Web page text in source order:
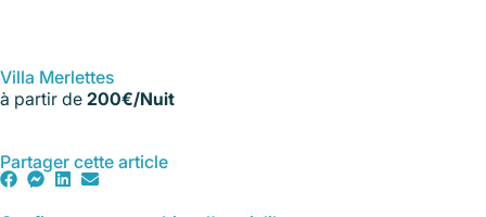
Villa Merlettes
à partir de 200€/Nuit
Partager cette article